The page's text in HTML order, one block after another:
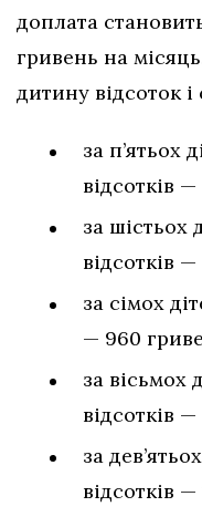
доплата
гривень на
дитину відсоток
за п’ятьох
відсотків
за шістьох
відсотків
за сімох
— 960
за вісьмох
відсотків
за
відсотків